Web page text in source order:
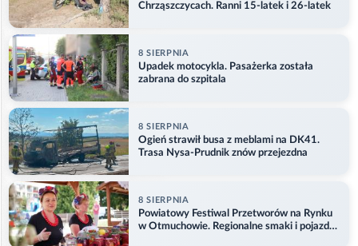
Chrząszczycach. Ranni 15-latek i 26-latek
8 SIERPNIA
Upadek motocykla. Pasażerka została
zabrana do szpitala
8 SIERPNIA
Ogień strawił busa z meblami na DK41.
Trasa Nysa-Prudnik znów przejezdna
8 SIERPNIA
Powiatowy Festiwal Przetworów na Rynku
w Otmuchowie. Regionalne smaki i pojazdy